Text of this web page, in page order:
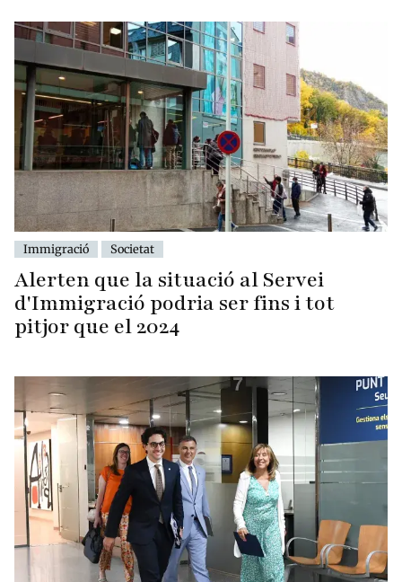
Immigració Societat
Alerten que la situació al Servei
d'Immigració podria ser fins i tot
pitjor que el 2024